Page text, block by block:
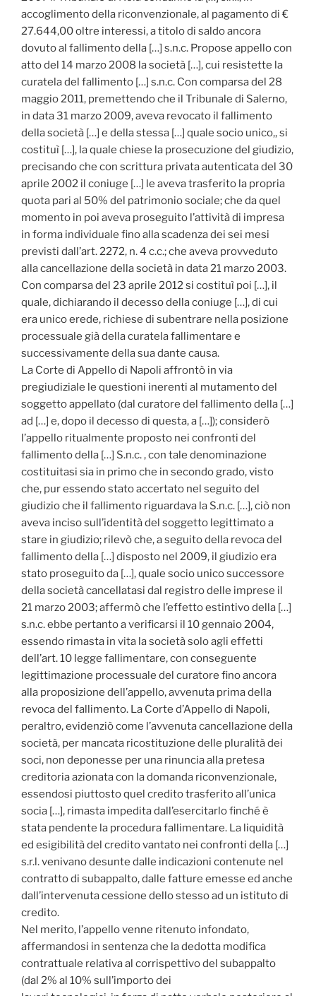
accoglimento della riconvenzionale, al pagamento di €
27.644,00 oltre interessi, a titolo di saldo ancora
dovuto al fallimento della […] s.n.c. Propose appello con
atto del 14 marzo 2008 la società […], cui resistette la
curatela del fallimento […] s.n.c. Con comparsa del 28
maggio 2011, premettendo che il Tribunale di Salerno,
in data 31 marzo 2009, aveva revocato il fallimento
della società […] e della stessa […] quale socio unico,, si
costituì […], la quale chiese la prosecuzione del giudizio,
precisando che con scrittura privata autenticata del 30
aprile 2002 il coniuge […] le aveva trasferito la propria
quota pari al 50% del patrimonio sociale; che da quel
momento in poi aveva proseguito l’attività di impresa
in forma individuale fino alla scadenza dei sei mesi
previsti dall’art. 2272, n. 4 c.c.; che aveva provveduto
alla cancellazione della società in data 21 marzo 2003.
Con comparsa del 23 aprile 2012 si costituì poi […], il
quale, dichiarando il decesso della coniuge […], di cui
era unico erede, richiese di subentrare nella posizione
processuale già della curatela fallimentare e
successivamente della sua dante causa.
La Corte di Appello di Napoli affrontò in via
pregiudiziale le questioni inerenti al mutamento del
soggetto appellato (dal curatore del fallimento della […]
ad […] e, dopo il decesso di questa, a […]); considerò
l’appello ritualmente proposto nei confronti del
fallimento della […] S.n.c. , con tale denominazione
costituitasi sia in primo che in secondo grado, visto
che, pur essendo stato accertato nel seguito del
giudizio che il fallimento riguardava la S.n.c. […], ciò non
aveva inciso sull’identità del soggetto legittimato a
stare in giudizio; rilevò che, a seguito della revoca del
fallimento della […] disposto nel 2009, il giudizio era
stato proseguito da […], quale socio unico successore
della società cancellatasi dal registro delle imprese il
21 marzo 2003; affermò che l’effetto estintivo della […]
s.n.c. ebbe pertanto a verificarsi il 10 gennaio 2004,
essendo rimasta in vita la società solo agli effetti
dell’art. 10 legge fallimentare, con conseguente
legittimazione processuale del curatore fino ancora
alla proposizione dell’appello, avvenuta prima della
revoca del fallimento. La Corte d’Appello di Napoli,
peraltro, evidenziò come l’avvenuta cancellazione della
società, per mancata ricostituzione delle pluralità dei
soci, non deponesse per una rinuncia alla pretesa
creditoria azionata con la domanda riconvenzionale,
essendosi piuttosto quel credito trasferito all’unica
socia […], rimasta impedita dall’esercitarlo finché è
stata pendente la procedura fallimentare. La liquidità
ed esigibilità del credito vantato nei confronti della […]
s.r.l. venivano desunte dalle indicazioni contenute nel
contratto di subappalto, dalle fatture emesse ed anche
dall’intervenuta cessione dello stesso ad un istituto di
credito.
Nel merito, l’appello venne ritenuto infondato,
affermandosi in sentenza che la dedotta modifica
contrattuale relativa al corrispettivo del subappalto
(dal 2% al 10% sull’importo dei